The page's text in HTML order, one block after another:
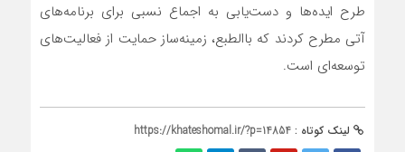
طرح ایده‌ها و دست‌یابی به اجماع نسبی برای برنامه‌های
آتی مطرح کردند که باالطبع، زمینه‌ساز حمایت از فعالیت‌های
توسعه‌ای است.
لینک کوتاه : https://khateshomal.ir/?p=14854